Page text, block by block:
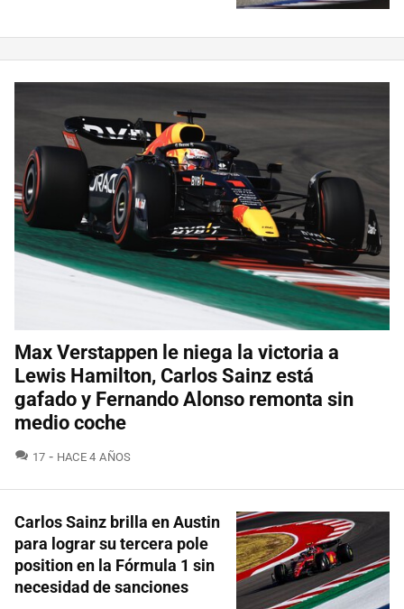
Max Verstappen le niega la victoria a
Lewis Hamilton, Carlos Sainz está
gafado y Fernando Alonso remonta sin
medio coche
17 COMENTARIOS
HACE 4 AÑOS
Carlos Sainz brilla en Austin
para lograr su tercera pole
position en la Fórmula 1 sin
necesidad de sanciones